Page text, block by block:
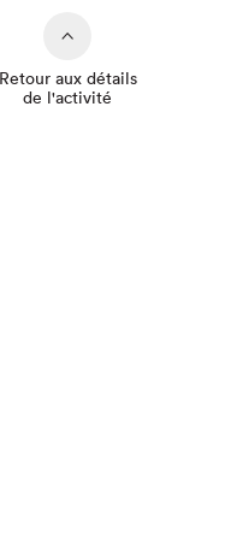
Retour aux détails
de l'activité